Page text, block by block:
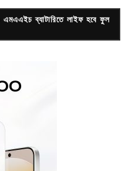
ব্যাটারিতে লাইফ হবে ফুল